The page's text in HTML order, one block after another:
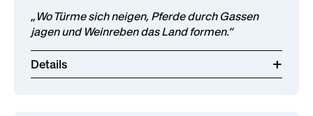
„ Wo Türme sich neigen, Pferde durch Gassen
jagen und Weinreben das Land formen.“
Details